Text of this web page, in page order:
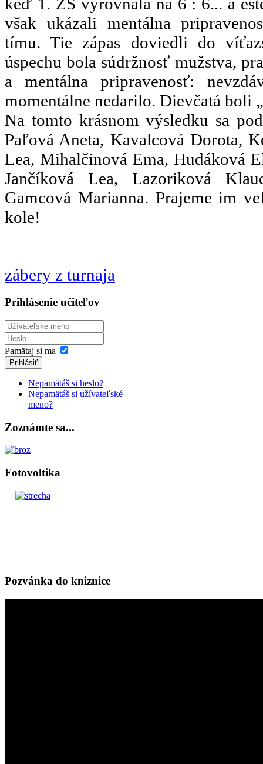
keď 1. ZŠ vyrovnala na 6 : 6... a
však ukázali mentálna
tímu. Tie zápas doviedli do
úspechu bola súdržnosť mužstva,
a mentálna pripravenosť:
momentálne nedarilo. Dievčatá boli
Na tomto krásnom výsledku sa
Paľová Aneta, Kavalcová Dorota,
Lea, Mihalčinová Ema, Hudáková
Jančíková Lea, Lazoriková
Gamcová Marianna. Prajeme im
kole!
zábery z turnaja
Prihlásenie učiteľov
Pamätaj si ma
Prihlásiť
Nepamätáš si heslo?
Nepamätáš si užívateľské
meno?
Zoznámte sa...
Fotovoltika
Pozvánka do kniznice